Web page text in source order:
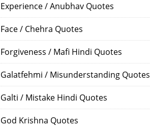
Experience / Anubhav Quotes
Face / Chehra Quotes
Forgiveness / Mafi Hindi Quotes
Galatfehmi / Misunderstanding Quotes
Galti / Mistake Hindi Quotes
God Krishna Quotes